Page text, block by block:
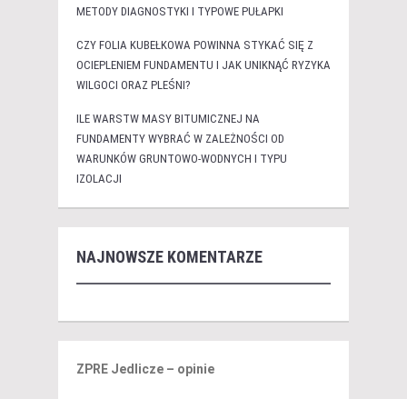
METODY DIAGNOSTYKI I TYPOWE PUŁAPKI
CZY FOLIA KUBEŁKOWA POWINNA STYKAĆ SIĘ Z
OCIEPLENIEM FUNDAMENTU I JAK UNIKNĄĆ RYZYKA
WILGOCI ORAZ PLEŚNI?
ILE WARSTW MASY BITUMICZNEJ NA
FUNDAMENTY WYBRAĆ W ZALEŻNOŚCI OD
WARUNKÓW GRUNTOWO-WODNYCH I TYPU
IZOLACJI
NAJNOWSZE KOMENTARZE
ZPRE Jedlicze – opinie